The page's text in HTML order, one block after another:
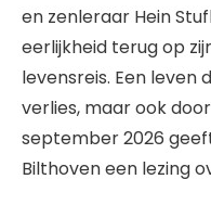
en zenleraar Hein
eerlijkheid terug op
levensreis. Een leven
verlies, maar ook
september 2026
Bilthoven een lezing